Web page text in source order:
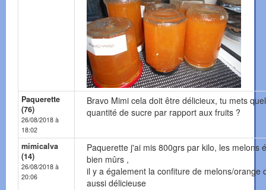
Paquerette
(76)
26/08/2018 à
18:02
Bravo Mimi cela doit être délicieux, tu mets quel
quantité de sucre par rapport aux fruits ?
mimicalva
(14)
26/08/2018 à
20:06
Paquerette j'ai mis 800grs par kilo, les melons
bien mûrs ,
il y a également la confiture de melons/orange
aussi délicieuse